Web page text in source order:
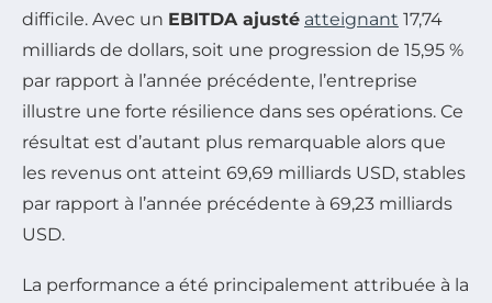
difficile. Avec un EBITDA ajusté atteignant 17,74
milliards de dollars, soit une progression de 15,95 %
par rapport à l’année précédente, l’entreprise
illustre une forte résilience dans ses opérations. Ce
résultat est d’autant plus remarquable alors que
les revenus ont atteint 69,69 milliards USD, stables
par rapport à l’année précédente à 69,23 milliards
USD.
La performance a été principalement attribuée à la